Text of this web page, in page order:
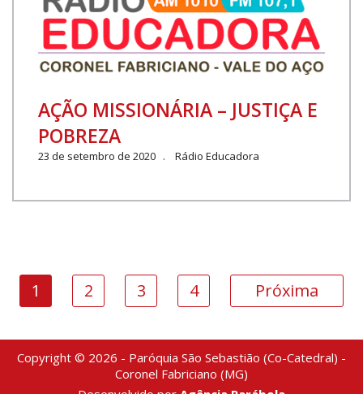
AÇÃO MISSIONÁRIA – JUSTIÇA E
POBREZA
23 de setembro de 2020 . Rádio Educadora
1 2 3 4 Próxima
Copyright © 2026 - Paróquia São Sebastião (Co-Catedral) -
Coronel Fabriciano (MG)